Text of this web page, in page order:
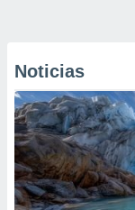
Noticias